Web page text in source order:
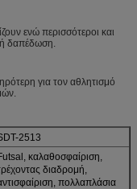
ενώ περισσότεροι και
δαπέδωση.
για τον αθλητισμό
2513
καλαθοσφαίριση,
διαδρομή,
πολλαπλάσια